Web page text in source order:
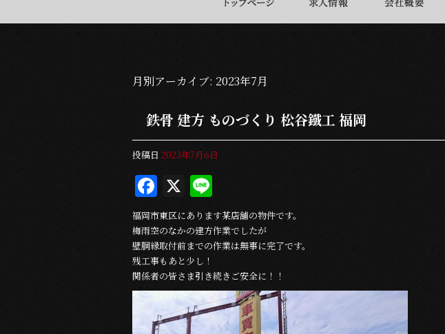
月別アーカイブ: 2023年7月
鉄骨 建方 ものづくり 松谷鐵工 福岡
投稿日 2023年7月6日
F
a
c
e
b
o
o
X
n
e
福岡市東区にあります某店舗の物件です。
梅雨空のなかの建方作業でしたが
壁胴縁取付前までの作業は無事に完了です。
残工事もあと少し！
関係者の皆さま引き続きご安全に！！